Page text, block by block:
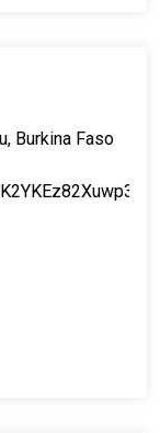
Burkina Faso